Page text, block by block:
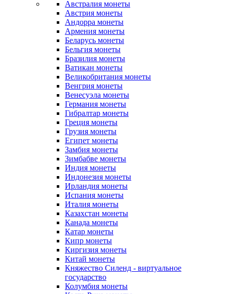
Австралия монеты
Австрия монеты
Андорра монеты
Армения монеты
Беларусь монеты
Бельгия монеты
Бразилия монеты
Ватикан монеты
Великобритания монеты
Венгрия монеты
Венесуэла монеты
Германия монеты
Гибралтар монеты
Греция монеты
Грузия монеты
Египет монеты
Замбия монеты
Зимбабве монеты
Индия монеты
Индонезия монеты
Ирландия монеты
Испания монеты
Италия монеты
Казахстан монеты
Канада монеты
Катар монеты
Кипр монеты
Киргизия монеты
Китай монеты
Княжество Силенд - виртуальное
государство
Колумбия монеты